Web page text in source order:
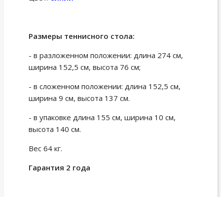
Размеры теннисного стола:
- в разложенном положении: длина 274 см,
ширина 152,5 см, высота 76 см;
- в сложенном положении: длина 152,5 см,
ширина 9 см, высота 137 см.
- в упаковке длина 155 см, ширина 10 см,
высота 140 см.
Вес 64 кг.
Гарантия 2 года